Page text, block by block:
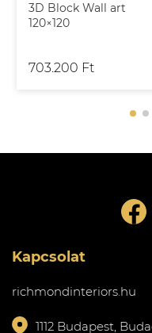
3D Block Wall art
120×120
703.200 Ft
Kapcsolat
richmondinteriors.hu
1112 Budapest,